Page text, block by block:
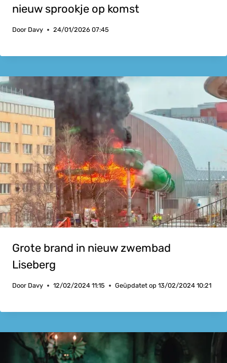
nieuw sprookje op komst
Door Davy 24/01/2026 07:45
Grote brand in nieuw zwembad
Liseberg
Door Davy 12/02/2024 11:15 Geüpdatet op 13/02/2024 10:21